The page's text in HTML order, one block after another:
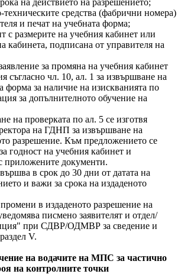
техническите средства (фабрични номера)
и печат на учебната форма;
с размерите на учебния кабинет или
кабинета, подписана от управителя на
за промяна на учебния кабинет
съгласно чл. 10, ал. 1 за извършване на
форма за наличие на изискванията по
за допълнителното обучение на
на проверката по ал. 5 се изготвя
на ГДНП за извършване на
разрешение. Към предложението се
годност на учебния кабинет и
приложените документи.
в срок до 30 дни от датата на
и важи за срока на издаденото
в издаденото разрешение на
писмено заявителят и отдел/
при СДВР/ОДМВР за сведение и
V.
на водачите на МПС за частично
на контролните точки